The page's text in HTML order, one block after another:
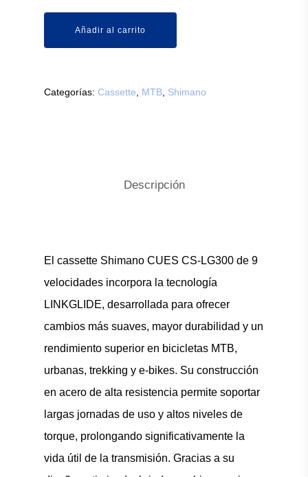
Añadir al carrito
Categorías: Cassette MTB Shimano
Descripción
El cassette Shimano CUES CS-LG300 de 9
velocidades incorpora la tecnología
LINKGLIDE, desarrollada para ofrecer
cambios más suaves, mayor durabilidad y un
rendimiento superior en bicicletas MTB,
urbanas, trekking y e-bikes. Su construcción
en acero de alta resistencia permite soportar
largas jornadas de uso y altos niveles de
torque, prolongando significativamente la
vida útil de la transmisión. Gracias a su